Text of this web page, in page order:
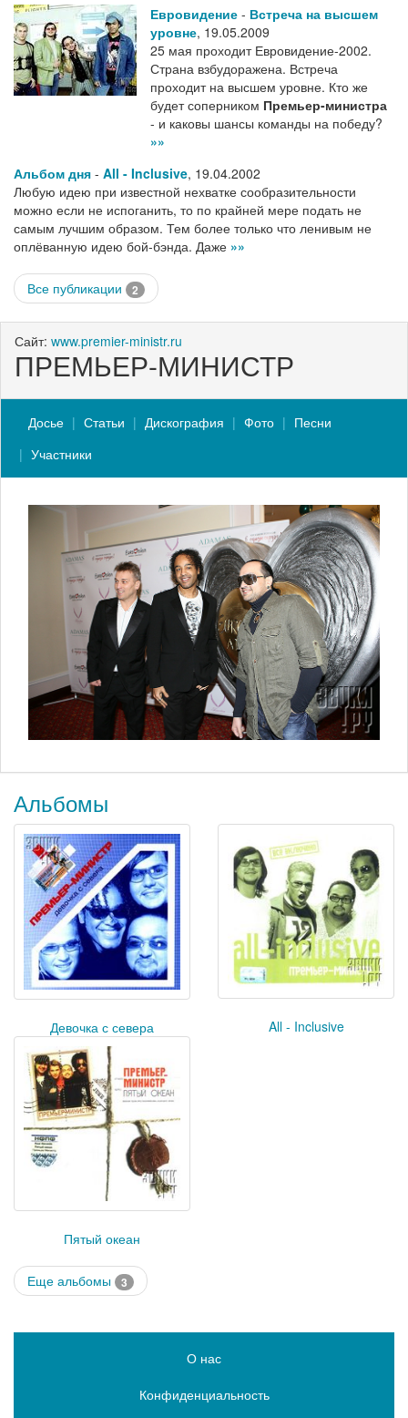
Евровидение - Встреча на высшем
уровне, 19.05.2009
25 мая проходит Евровидение-2002.
Страна взбудоражена. Встреча
проходит на высшем уровне. Кто же
будет соперником Премьер-министра
- и каковы шансы команды на победу?
»»
Альбом дня - All - Inclusive, 19.04.2002
Любую идею при известной нехватке сообразительности
можно если не испоганить, то по крайней мере подать не
самым лучшим образом. Тем более только что ленивым не
оплёванную идею бой-бэнда. Даже »»
Все публикации 2
Сайт: www.premier-ministr.ru
ПРЕМЬЕР-МИНИСТР
Досье Статьи Дискография Фото
Песни
Участники
Альбомы
Девочка с севера All - Inclusive
Пятый океан
Еще альбомы 3
О нас
Конфиденциальность